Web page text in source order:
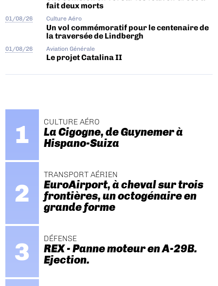
fait deux morts
01/08/26 Culture Aéro
Un vol commémoratif pour le centenaire de
la traversée de Lindbergh
01/08/26 Aviation Générale
Le projet Catalina II
CULTURE AÉRO
La Cigogne, de Guynemer à
Hispano-Suiza
TRANSPORT AÉRIEN
EuroAirport, à cheval sur trois
frontières, un octogénaire en
grande forme
DÉFENSE
REX - Panne moteur en A-29B.
Ejection.